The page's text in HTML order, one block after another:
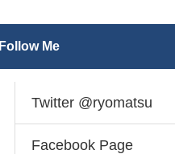
Follow Me
Twitter @ryomatsu
Facebook Page